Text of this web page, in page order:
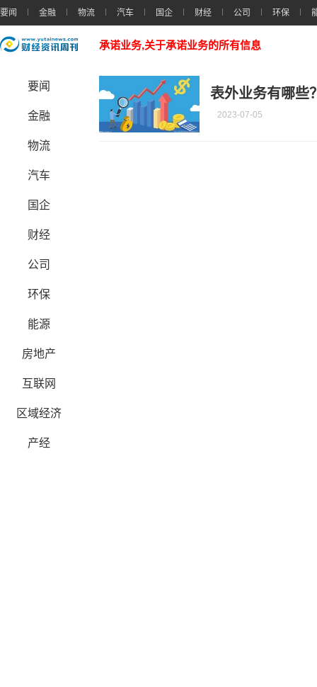
要闻 金融 物流 汽车 国企 财经 公司 环保
要闻
金融
物流
汽车
国企
财经
公司
环保
能源
房地产
互联网
区域经济
产经
承诺业务,关于承诺业务的所有信息
表外业务有哪些
2023-07-05